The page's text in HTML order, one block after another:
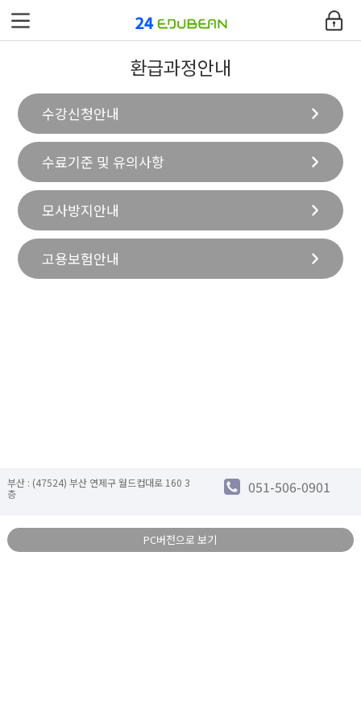
에듀빈
교육과정
커뮤니티
고객지원센터
내강의실
사이트맵
환급과정안내
수강신청안내
수료기준 및 유의사항
모사방지안내
고용보험안내
부산 : (47524) 부산 연제구 월드컵대로 160 3
층
051-506-0901
PC버전으로 보기